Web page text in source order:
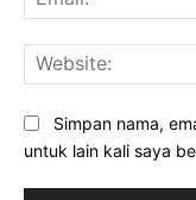
Simpan nama,
untuk lain kali saya